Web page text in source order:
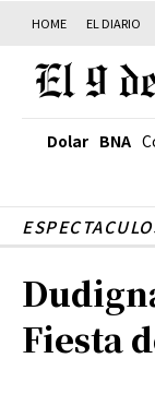
HOME EL DIARIO
Dolar BNA
Fiesta